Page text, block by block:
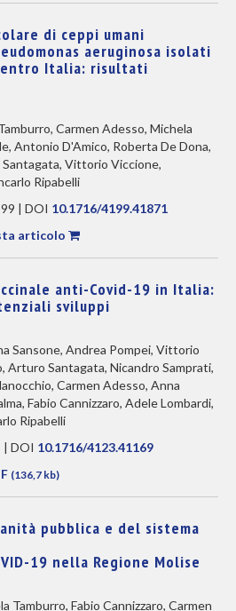
di ceppi umani
aeruginosa isolati
Italia: risultati
Carmen Adesso, Michela
Antonio D'Amico, Roberta De Dona,
Vittorio Viccione,
Ripabelli
| DOI 10.1716/4199.41871
articolo
anti-Covid-19 in Italia:
sviluppi
Sansone, Andrea Pompei, Vittorio
Arturo Santagata, Nicandro Samprati,
Carmen Adesso, Anna
Fabio Cannizzaro, Adele Lombardi,
Ripabelli
| DOI 10.1716/4123.41169
(136,7 kb)
pubblica e del sistema
19 nella Regione Molise
Tamburro, Fabio Cannizzaro, Carmen